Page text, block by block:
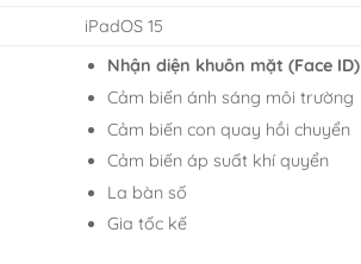
iPadOS 15
Nhận diện khuôn mặt (Face ID)
Cảm biến ánh sáng môi trường
Cảm biến con quay hồi chuyển
Cảm biến áp suất khí quyển
La bàn số
Gia tốc kế